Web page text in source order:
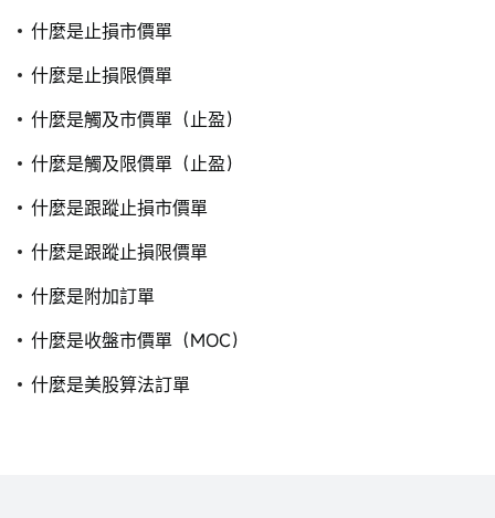
什麼是止損市價單
什麼是止損限價單
什麼是觸及市價單（止盈）
什麼是觸及限價單（止盈）
什麼是跟蹤止損市價單
什麼是跟蹤止損限價單
什麼是附加訂單
什麼是收盤市價單（MOC）
什麼是美股算法訂單